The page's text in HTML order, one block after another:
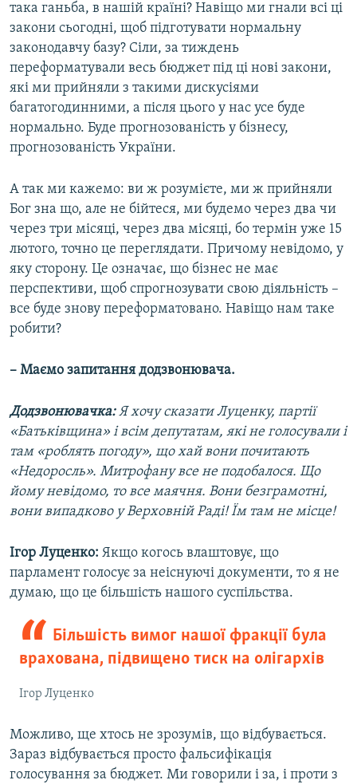
така ганьба, в нашій країні? Навіщо ми гнали всі ці
закони сьогодні, щоб підготувати нормальну
законодавчу базу? Сіли, за тиждень
переформатували весь бюджет під ці нові закони,
які ми прийняли з такими дискусіями
багатогодинними, а після цього у нас усе буде
нормально. Буде прогнозованість у бізнесу,
прогнозованість України.
А так ми кажемо: ви ж розумієте, ми ж прийняли
Бог зна що, але не бійтеся, ми будемо через два чи
через три місяці, через два місяці, бо термін уже 15
лютого, точно це переглядати. Причому невідомо, у
яку сторону. Це означає, що бізнес не має
перспективи, щоб спрогнозувати свою діяльність –
все буде знову переформатовано. Навіщо нам таке
робити?
– Маємо запитання додзвонювача.
Додзвонювачка:Я хочу сказати Луценку, партії
«Батьківщина» і всім депутатам, які не голосували і
там «роблять погоду», що хай вони почитають
«Недоросль». Митрофану все не подобалося. Що
йому невідомо, то все маячня. Вони безграмотні,
вони випадково у Верховній Раді! Їм там не місце!
Ігор Луценко: Якщо когось влаштовує, що
парламент голосує за неіснуючі документи, то я не
думаю, що це більшість нашого суспільства.
Більшість вимог нашої фракції була
врахована, підвищено тиск на олігархів
Ігор Луценко
Можливо, ще хтось не зрозумів, що відбувається.
Зараз відбувається просто фальсифікація
голосування за бюджет. Ми говорили і за, і проти з